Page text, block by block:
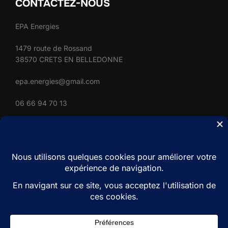
CONTACTEZ-NOUS
EPA Energies
1479 route de Rossand
38570 CRETS EN BELLEDONNE
epa.energies@gmail.com
06 66 94 70 13
Restons en contact